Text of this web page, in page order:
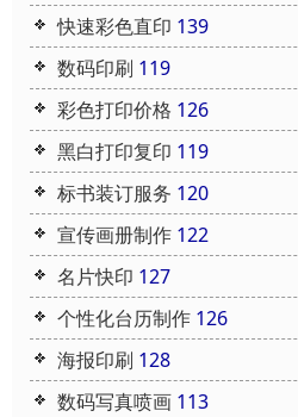
快速彩色直印 139
数码印刷 119
彩色打印价格 126
黑白打印复印 119
标书装订服务 120
宣传画册制作 122
名片快印 127
个性化台历制作 126
海报印刷 128
数码写真喷画 113